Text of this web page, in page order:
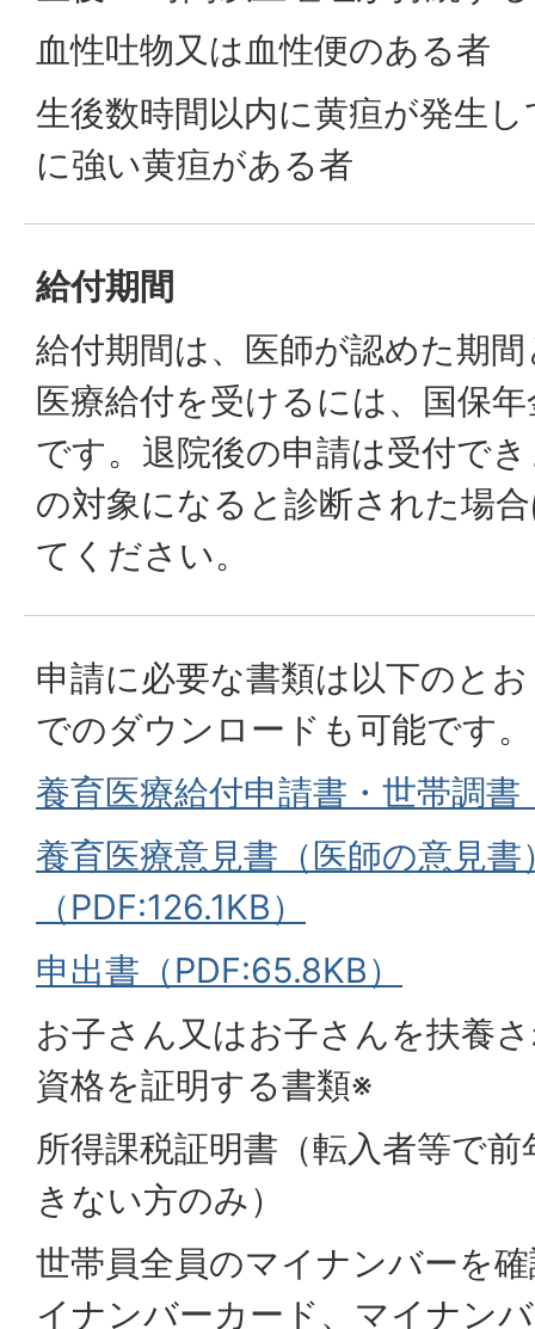
血性吐物又は血性便のある者
生後数時間以内に黄疸が発生
に強い黄疸がある者
給付期間
給付期間は、医師が認めた期
医療給付を受けるには、国保
です。退院後の申請は受付で
の対象になると診断された場
てください。
申請に必要な書類は以下のと
でのダウンロードも可能です。
養育医療給付申請書・世帯調書
養育医療意見書（医師の意見書
（PDF:126.1KB）
申出書（PDF:65.8KB）
お子さん又はお子さんを扶養
資格を証明する書類※
所得課税証明書（転入者等で
きない方のみ）
世帯員全員のマイナンバーを
イナンバーカード、マイナン